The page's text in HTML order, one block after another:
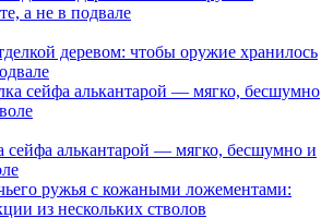
деревом: чтобы оружие хранилось
сейфа алькантарой — мягко, бесшумно и